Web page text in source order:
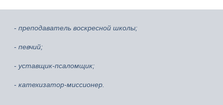
- преподаватель воскресной школы;
- певчий;
- уставщик-псаломщик;
- катехизатор-миссионер.